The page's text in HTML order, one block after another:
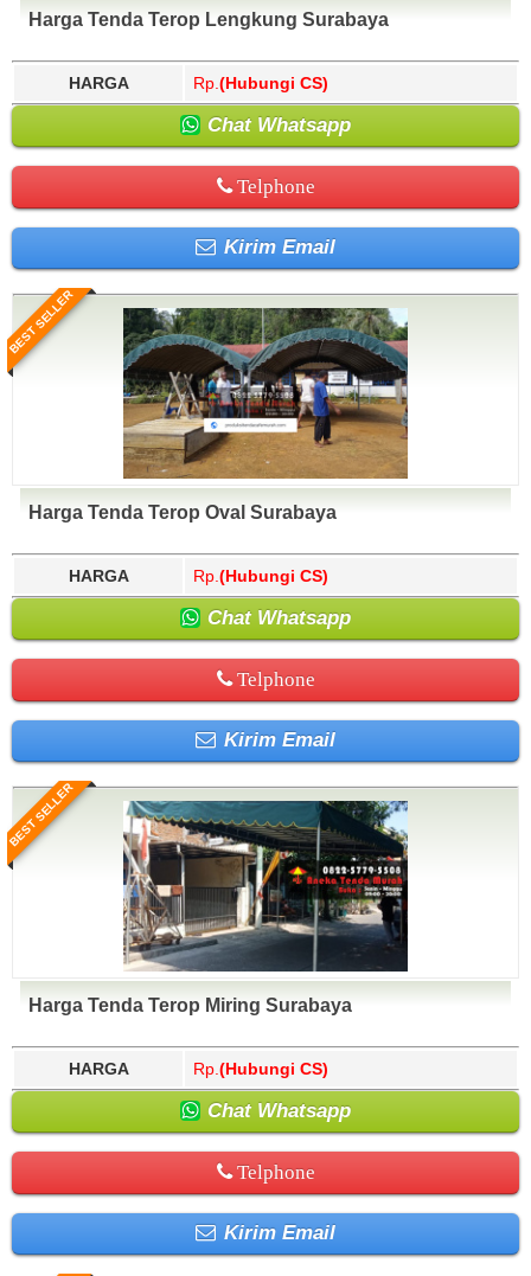
Harga Tenda Terop Lengkung Surabaya
HARGA Rp. (Hubungi CS)
Chat Whatsapp
Telphone
Kirim Email
BEST SELLER
Harga Tenda Terop Oval Surabaya
HARGA Rp. (Hubungi CS)
Chat Whatsapp
Telphone
Kirim Email
BEST SELLER
Harga Tenda Terop Miring Surabaya
HARGA Rp. (Hubungi CS)
Chat Whatsapp
Telphone
Kirim Email